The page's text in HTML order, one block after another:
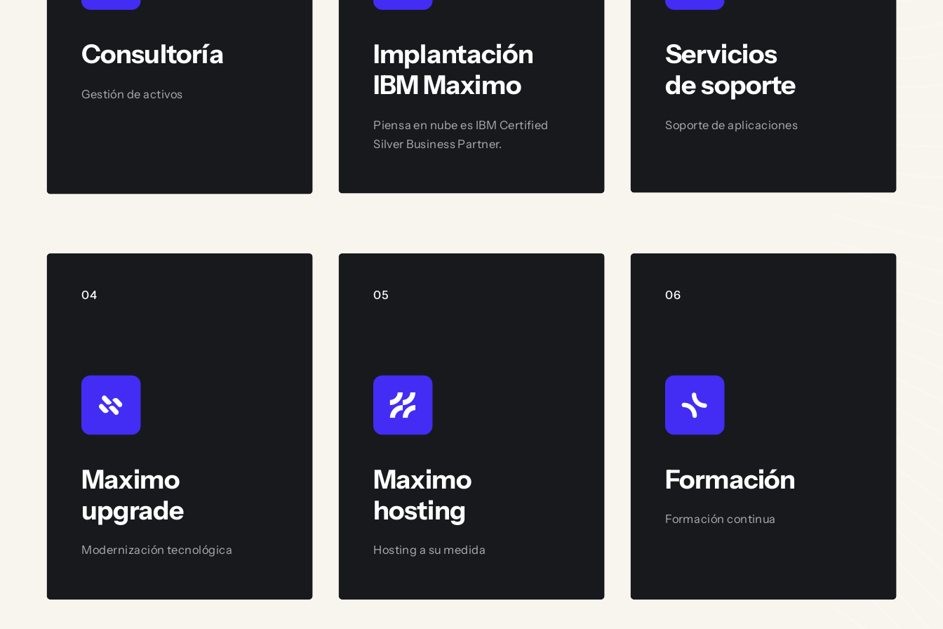
Consultoría
Gestión de activos
Implantación
IBM Maximo
Piensa en nube es IBM Certified
Silver Business Partner.
Servicios
de soporte
Soporte de aplicaciones
04
Maximo
upgrade
Modernización tecnológica
05
Maximo
hosting
Hosting a su medida
06
Formación
Formación continua